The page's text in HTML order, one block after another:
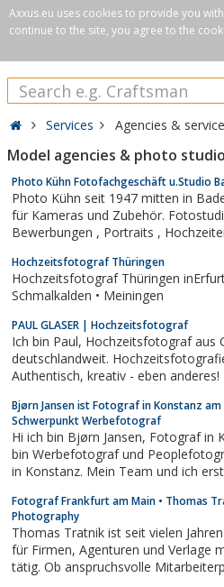
Axxus.eu uses cookies to provide you
continue to the site, you agree to the
Services Agencies &
Model agencies & photo
Photo Kühn Fotofachgeschäft u.Studio
Photo Kühn seit 1947 mitten in
für Kameras und Zubehör.
Bewerbungen ,
Hochzeitsfotograf Thüringen
Hochzeitsfotograf Thüringen inErfurt
Schmalkalden • Meiningen
PAUL GLASER | Hochzeitsfotograf
Ich bin Paul, Hochzeitsfotograf aus Görlitz und arbeite
deutschlandweit.
Authentisch, kreativ - eben anderes!
Bjørn Jansen ist Fotograf in Konstanz am
Schwerpunkt Werbefotograf
Hi ich bin Bjørn Jansen, Fotograf in Konstanz am Bodensee. Ich
bin Werbefotograf und
in Konstanz. Mein Team und ich
internationale Firmen.Fotograf, Konstanz, Sportfotografie,
Fotograf Frankfurt am Main • Thomas
Photography
Thomas Tratnik ist seit vielen
für Firmen, Agenturen und Verlage mit Sitz in Frankfurt am Main
tätig. Ob anspruchsvolle